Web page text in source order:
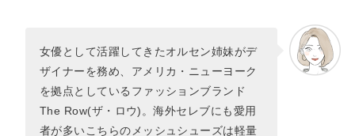
女優として活躍してきたオルセン姉妹がデ
ザイナーを務め、アメリカ・ニューヨーク
を拠点としているファッションブランド
The Row(ザ・ロウ)。海外セレブにも愛用
者が多いこちらのメッシュシューズは軽量